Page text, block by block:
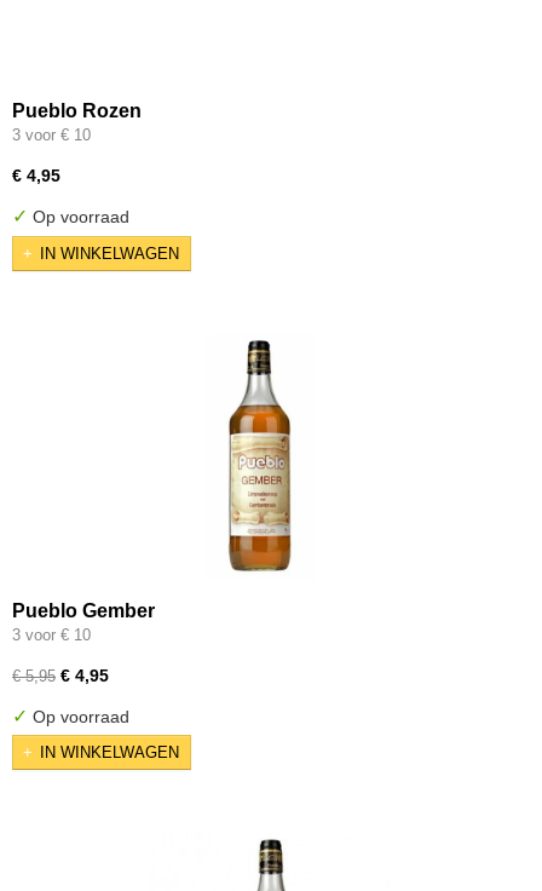
Pueblo Rozen
3 voor € 10
€ 4,95
✓ Op voorraad
IN WINKELWAGEN
Pueblo Gember
3 voor € 10
€ 5,95 € 4,95
✓ Op voorraad
IN WINKELWAGEN